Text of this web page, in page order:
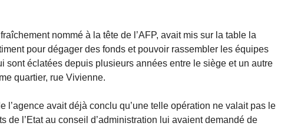
nommé à la tête de l’AFP, avait mis sur la table la
pour dégager des fonds et pouvoir rassembler les équipes
sont éclatées depuis plusieurs années entre le siège et un autre
quartier, rue Vivienne.
l’agence avait déjà conclu qu’une telle opération ne valait pas le
de l’Etat au conseil d’administration lui avaient demandé de